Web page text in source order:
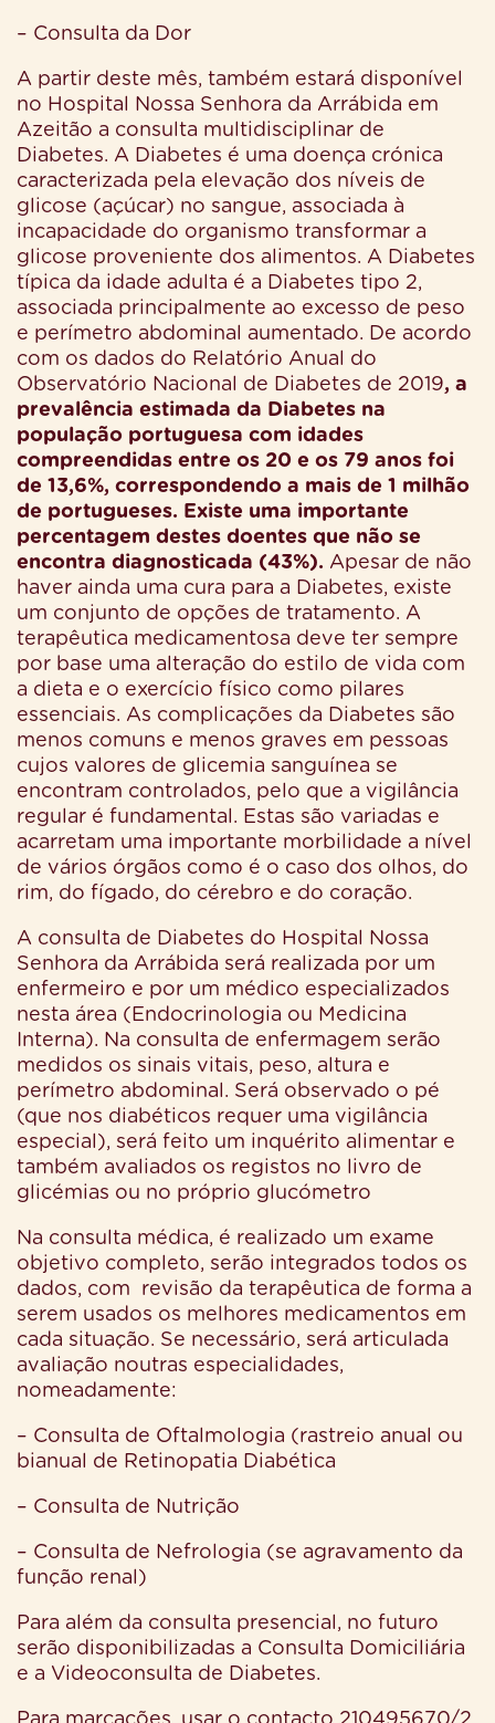
– Consulta da Dor
A partir deste mês, também estará disponível
no Hospital Nossa Senhora da Arrábida em
Azeitão a consulta multidisciplinar de
Diabetes. A Diabetes é uma doença crónica
caracterizada pela elevação dos níveis de
glicose (açúcar) no sangue, associada à
incapacidade do organismo transformar a
glicose proveniente dos alimentos. A Diabetes
típica da idade adulta é a Diabetes tipo 2,
associada principalmente ao excesso de peso
e perímetro abdominal aumentado. De acordo
com os dados do Relatório Anual do
Observatório Nacional de Diabetes de 2019, a
prevalência estimada da Diabetes na
população portuguesa com idades
compreendidas entre os 20 e os 79 anos foi
de 13,6%, correspondendo a mais de 1 milhão
de portugueses. Existe uma importante
percentagem destes doentes que não se
encontra diagnosticada (43%). Apesar de não
haver ainda uma cura para a Diabetes, existe
um conjunto de opções de tratamento. A
terapêutica medicamentosa deve ter sempre
por base uma alteração do estilo de vida com
a dieta e o exercício físico como pilares
essenciais. As complicações da Diabetes são
menos comuns e menos graves em pessoas
cujos valores de glicemia sanguínea se
encontram controlados, pelo que a vigilância
regular é fundamental. Estas são variadas e
acarretam uma importante morbilidade a nível
de vários órgãos como é o caso dos olhos, do
rim, do fígado, do cérebro e do coração.
A consulta de Diabetes do Hospital Nossa
Senhora da Arrábida será realizada por um
enfermeiro e por um médico especializados
nesta área (Endocrinologia ou Medicina
Interna). Na consulta de enfermagem serão
medidos os sinais vitais, peso, altura e
perímetro abdominal. Será observado o pé
(que nos diabéticos requer uma vigilância
especial), será feito um inquérito alimentar e
também avaliados os registos no livro de
glicémias ou no próprio glucómetro
Na consulta médica, é realizado um exame
objetivo completo, serão integrados todos os
dados, com
revisão da terapêutica de forma a
serem usados os melhores medicamentos em
cada situação. Se necessário, será articulada
avaliação noutras especialidades,
nomeadamente:
– Consulta de Oftalmologia (rastreio anual ou
bianual de Retinopatia Diabética
– Consulta de Nutrição
– Consulta de Nefrologia (se agravamento da
função renal)
Para além da consulta presencial, no futuro
serão disponibilizadas a Consulta Domiciliária
e a Videoconsulta de Diabetes.